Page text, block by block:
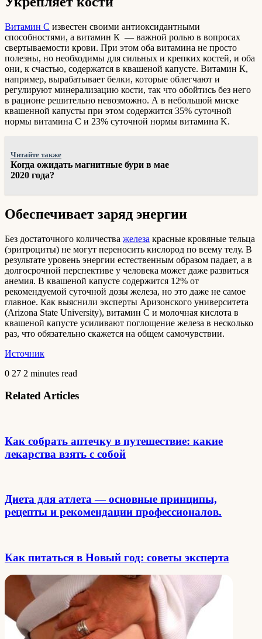
Витамин С известен своими антиоксидантными
способностями, а витамин К — важной ролью в вопросах
свертываемости крови. При этом оба витамина не просто
полезны, но необходимы для сильных и крепких костей, и оба
они, к счастью, содержатся в квашеной капусте. Витамин К,
например, вырабатывает белки, которые облегчают и
регулируют минерализацию кости, так что обойтись без него
в рационе решительно невозможно. А в небольшой миске
квашенной капусты при этом содержится 35% суточной
нормы витамина C и 23% суточной нормы витамина K.
Читайте также
Когда ожидать магнитные бури в мае
2020 года?
Обеспечивает заряд энергии
Без достаточного количества железа красные кровяные тельца
(эритроциты) не могут переносить кислород по всему телу. В
результате уровень энергии естественным образом падает, а в
долгосрочной перспективе у человека может даже развиться
анемия. В квашеной капусте содержится 12% от
рекомендуемой суточной дозы железа, но это даже не самое
главное. Как выяснили эксперты Аризонского университета
(Arizona State University), витамин С и молочная кислота в
квашеной капусте усиливают поглощение железа в несколько
раз, что обязательно скажется на общем самочувствии.
Источник
0 27 2 minutes read
Related Articles
Как собрать аптечку в путешествие: какие
лекарства взять с собой
Диета для атлета — основные принципы,
рецепты и рекомендации профессионалов.
Как питаться в Новый год: советы эксперта